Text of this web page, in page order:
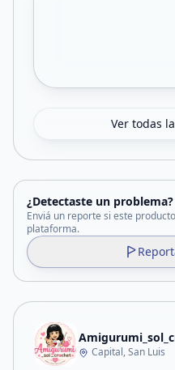
Ver todas
¿Detectaste un problema?
Enviá un reporte si este
plataforma.
Capital, San Luis